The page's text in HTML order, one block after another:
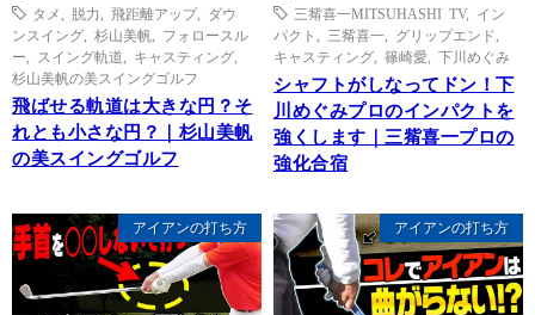
タメ
脱力 飛距離アップ, ダウ
ンスイング
杉山美帆
フォロースル
ー
スイング軌道 キャスティング
杉山美帆の美スイングゴルフ
飛ばせる軌道は大きな円？そ
れとも小さな円？｜杉山美帆
の美スイングゴルフ
三觜喜一MITSUHASHI TV, イン
パクト
三觜喜一 グリップエンド
キャスティング
篠崎愛 下川めぐみ
シャフトがしなってドン！下
川めぐみプロのインパクトを
強くします｜三觜喜一プロの
強化合宿
アイアンの打ち方 アイアンの打ち方